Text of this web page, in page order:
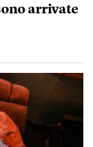
arrivate